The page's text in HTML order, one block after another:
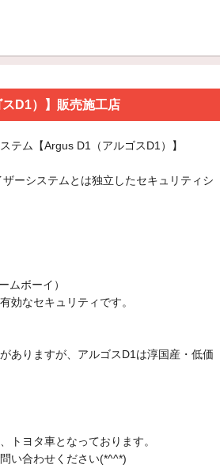
D1）】販売施工店
テム【Argus D1（アルゴスD1）】
ーシステムとは独立したセキュリティシ
ムボーイ）
効なセキュリティです。
ありますが、アルゴスD1は淳国産・低価
トヨタ車となっております。
い合わせください(*^^*)